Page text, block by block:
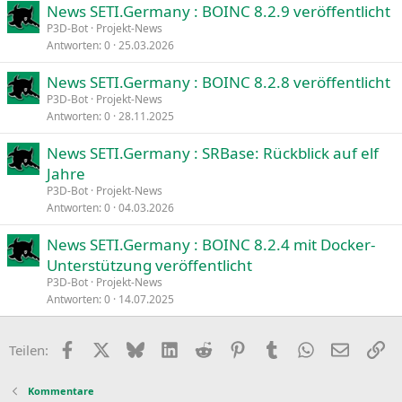
News SETI.Germany : BOINC 8.2.9 veröffentlicht
P3D-Bot Projekt-News
Antworten 0 25.03.2026
News SETI.Germany : BOINC 8.2.8 veröffentlicht
P3D-Bot Projekt-News
Antworten 0 28.11.2025
News SETI.Germany : SRBase: Rückblick auf elf
Jahre
P3D-Bot Projekt-News
Antworten 0 04.03.2026
News SETI.Germany : BOINC 8.2.4 mit Docker-
Unterstützung veröffentlicht
P3D-Bot Projekt-News
Antworten 0 14.07.2025
Teilen: Facebook BlueskyLinkedIn
Reddit PinterestTumblr WhatsApp
E-Mail
Kommentare